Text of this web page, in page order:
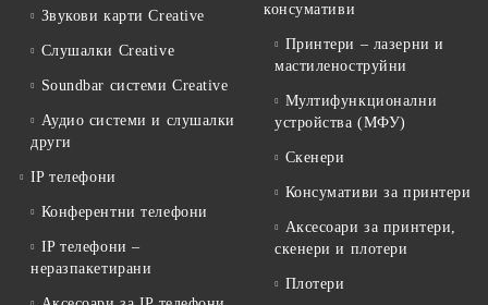
Звукови карти Creative
Слушалки Creative
Soundbar системи Creative
Аудио системи и слушалки
други
IP телефони
Конферентни телефони
IP телефони –
неразпакетирани
консумативи
Принтери – лазерни и
мастиленоструйни
Мултифункционални
устройства (МФУ)
Скенери
Консумативи за принтери
Аксесоари за принтери,
скенери и плотери
Плотери